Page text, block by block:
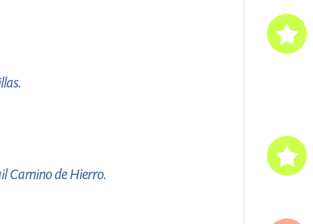
Camino de Hierro.